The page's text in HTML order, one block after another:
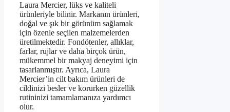
Laura Mercier, lüks ve kaliteli
ürünleriyle bilinir. Markanın ürünleri,
doğal ve şık bir görünüm sağlamak
için özenle seçilen malzemelerden
üretilmektedir. Fondötenler, allıklar,
farlar, rujlar ve daha birçok ürün,
mükemmel bir makyaj deneyimi için
tasarlanmıştır. Ayrıca, Laura
Mercier’in cilt bakım ürünleri de
cildinizi besler ve korurken güzellik
rutininizi tamamlamanıza yardımcı
olur.